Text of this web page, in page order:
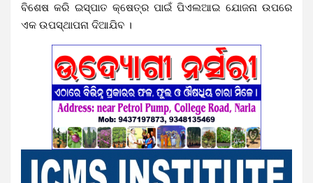
ବିଶେଷ କରି ଇସ୍ପାତ କ୍ଷେତ୍ର ପାଇଁ ପିଏଲଆଇ ଯୋଜନା ଉପରେ
ଏକ ଉପସ୍ଥାପନା ଦିଆଯିବ ।